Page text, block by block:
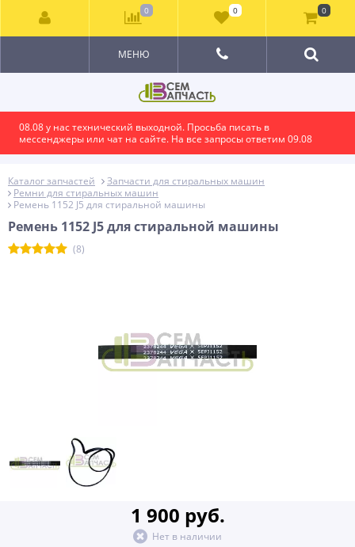
08.08 у нас технический выходной. Просьба писать в
мессенджеры или чат на сайте. На все запросы ответим 09.08
МЕНЮ
Каталог запчастей
Запчасти для стиральных машин
Ремни для стиральных машин
Ремень 1152 J5 для стиральной машины
Ремень 1152 J5 для стиральной машины
(8)
1 900 руб.
Нет в наличии
0 0 0